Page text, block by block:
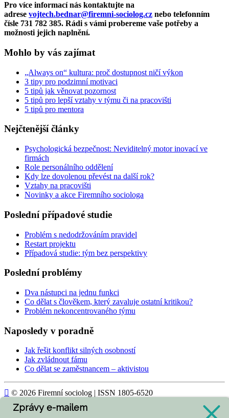
Pro více informací nás kontaktujte na
adrese vojtech.bednar@firemni-sociolog.cz nebo telefonním
čísle 731 782 385. Rádi s vámi probereme vaše potřeby a
možnosti jejich naplnění.
Mohlo by vás zajímat
„Always on“ kultura: proč dostupnost ničí výkon
3 tipy pro podzimní motivaci
5 tipů jak věnovat pozornost
5 tipů pro lepší vztahy v týmu či na pracovišti
5 tipů pro mentora
Nejčtenější články
Psychologická bezpečnost: Neviditelný motor inovací ve
firmách
Role personálního oddělení
Kdy lze dovolenou převést na další rok?
Vztahy na pracovišti
Novinky a akce Firemního sociologa
Poslední případové studie
Problém s nedodržováním pravidel
Restart projektu
Případová studie: tým bez perspektivy
Poslední problémy
Dva nástupci na jednu funkci
Co dělat s člověkem, který zavaluje ostatní kritikou?
Problém nekoncentrovaného týmu
Naposledy v poradně
Jak řešit konflikt silných osobností
Jak zvládnout fámu
Co dělat se zaměstnancem – aktivistou
 © 2026 Firemní sociolog | ISSN 1805-6520
Today382
Zprávy e-mailem